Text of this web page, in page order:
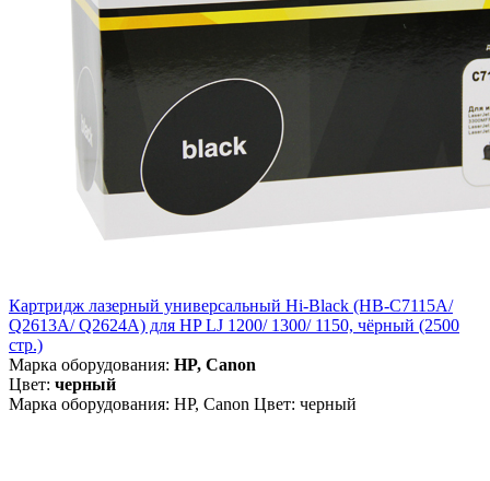
Картридж лазерный универсальный Hi-Black (HB-C7115A/
Q2613A/ Q2624A) для HP LJ 1200/ 1300/ 1150, чёрный (2500
стр.)
Марка оборудования: HP, Canon
Цвет: черный
Марка оборудования: HP, Canon Цвет: черный